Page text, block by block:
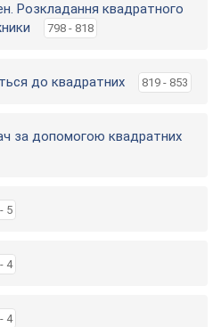
Розкладання квадратного
798 - 818
до квадратних 819 - 853
за допомогою квадратних
5
4
4